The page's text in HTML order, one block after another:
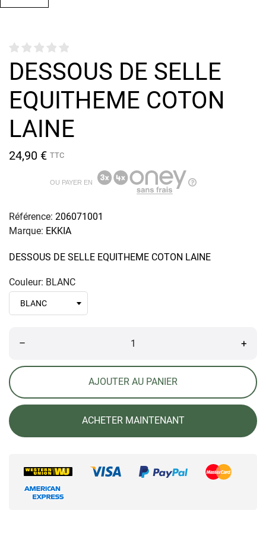
DESSOUS DE SELLE
EQUITHEME COTON
LAINE
24,90 € TTC
OU PAYER EN
Référence: 206071001
Marque: EKKIA
DESSOUS DE SELLE EQUITHEME COTON LAINE
Couleur: BLANC
– +
AJOUTER AU PANIER
ACHETER MAINTENANT